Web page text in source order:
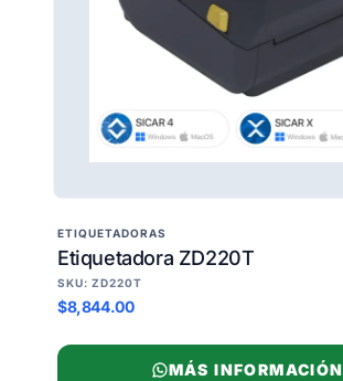
ETIQUETADORAS
Etiquetadora ZD220T
SKU: ZD220T
$8,844.00
MÁS INFORMACIÓN